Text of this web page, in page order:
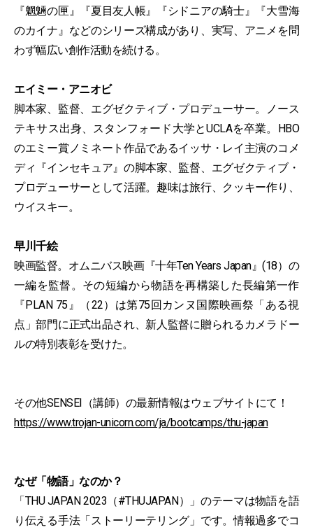
『魍魎の匣』『夏⽬友⼈帳』『シドニアの騎⼠』『⼤雪海
のカイナ』などのシリーズ構成があり、実写、アニメを問
わず幅広い創作活動を続ける。
エイミー・アニオビ
脚本家、監督、エグゼクティブ・プロデューサー。ノース
テキサス出⾝、スタンフォード⼤学とUCLAを卒業。HBO
のエミー賞ノミネート作品であるイッサ・レイ主演のコメ
ディ『インセキュア』の脚本家、監督、エグゼクティブ・
プロデューサーとして活躍。趣味は旅⾏、クッキー作り、
ウイスキー。
早川千絵
映画監督。オムニバス映画『⼗年Ten Years Japan』(18）の
⼀編を監督。その短編から物語を再構築した⻑編第⼀作
『PLAN 75』（22）は第75回カンヌ国際映画祭「ある視
点」部⾨に正式出品され、新⼈監督に贈られるカメラドー
ルの特別表彰を受けた。
その他SENSEI（講師）の最新情報はウェブサイトにて！
https://www.trojan-unicorn.com/ja/bootcamps/thu-japan
なぜ「物語」なのか？
「THU JAPAN 2023（#THUJAPAN）」のテーマは物語を語
り伝える⼿法「ストーリーテリング」です。情報過多でコ